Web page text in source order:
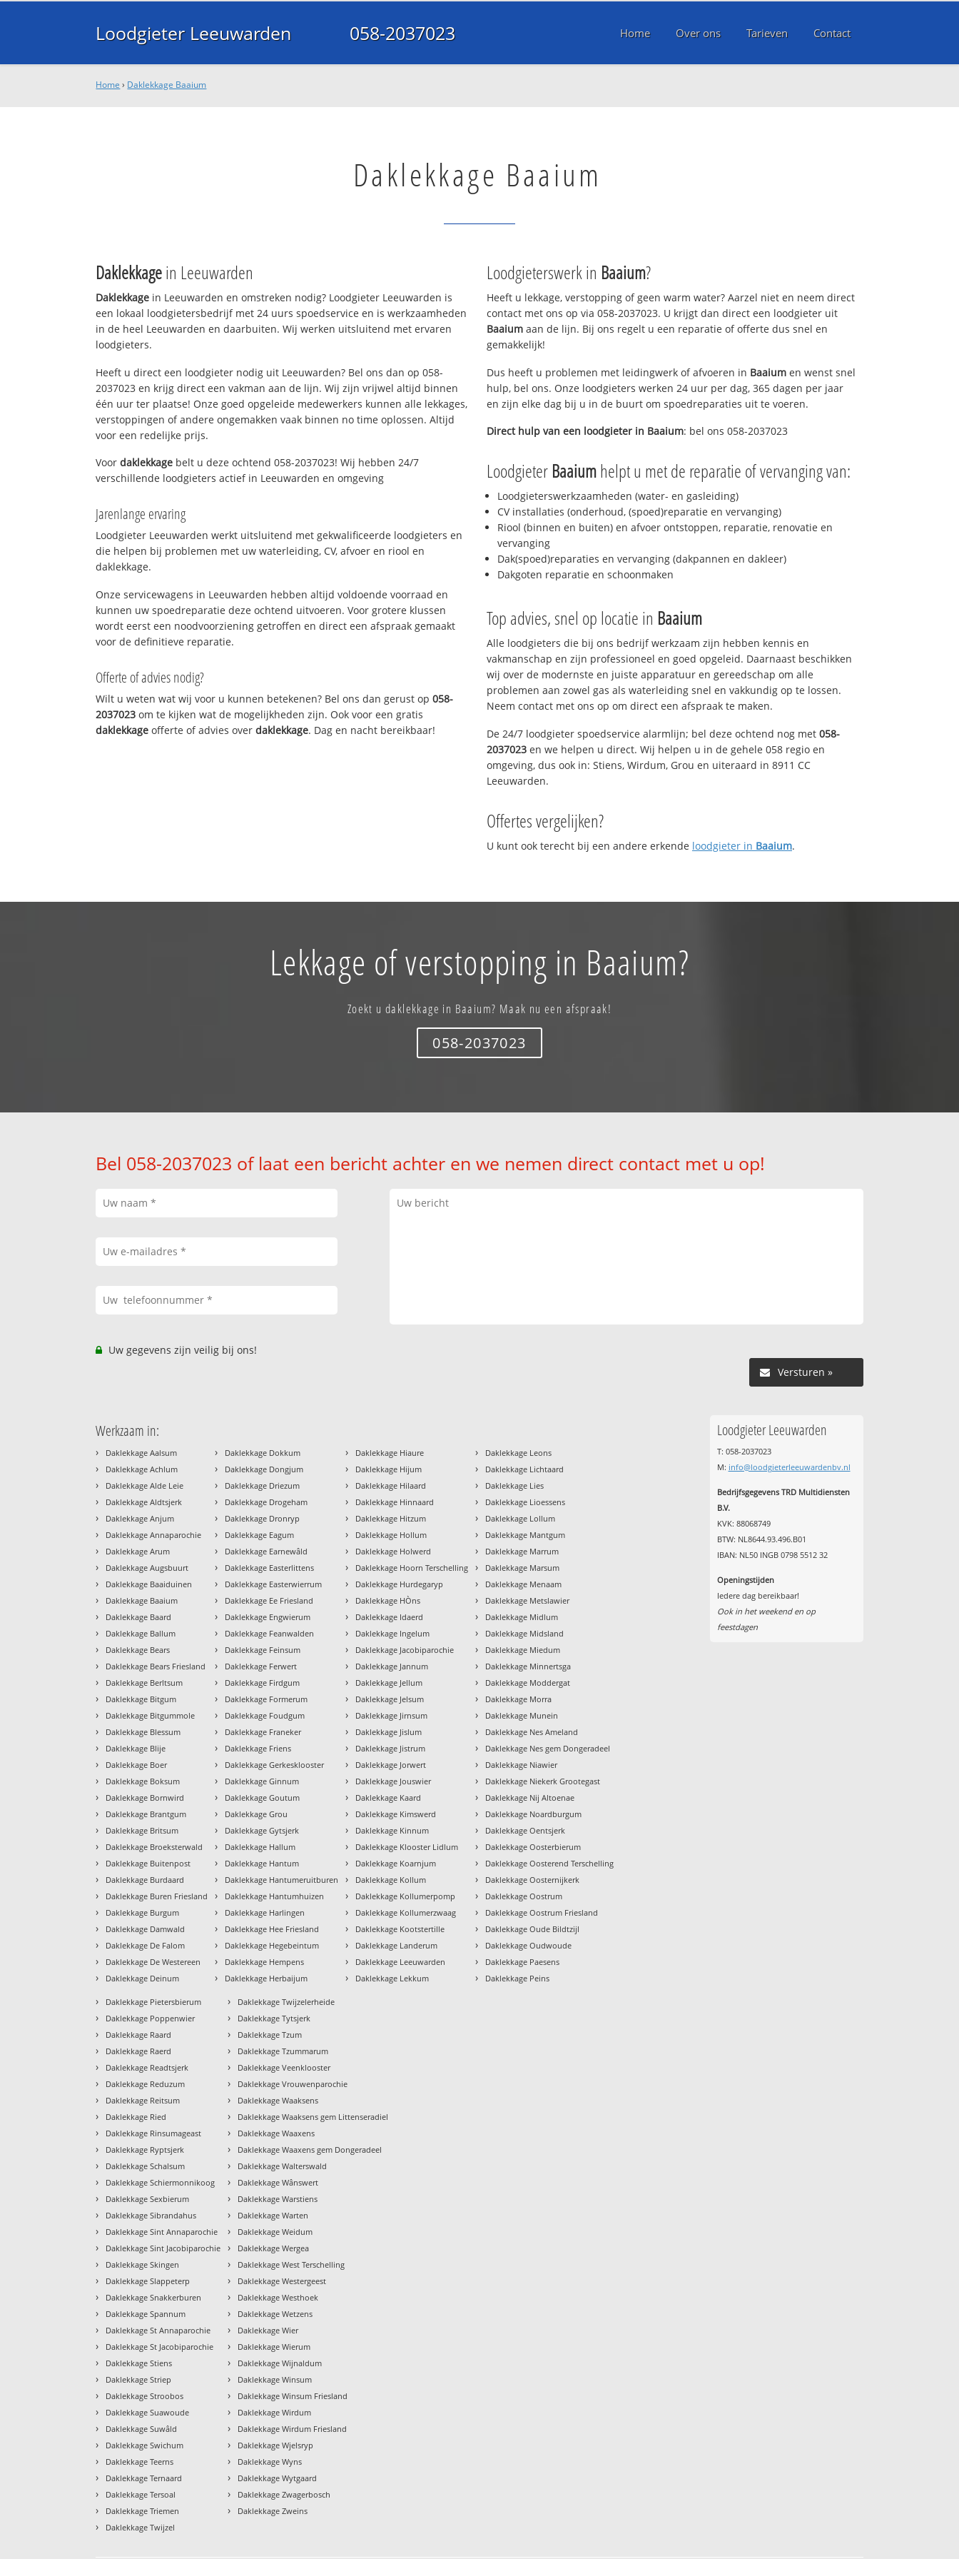
Loodgieter Leeuwarden 058-2037023 Home Over ons Tarieven Contact
Home › Daklekkage Baaium
Daklekkage Baaium
Daklekkagein Leeuwarden
Daklekkage in Leeuwarden en omstreken nodig? Loodgieter Leeuwarden is
een lokaal loodgietersbedrijf met 24 uurs spoedservice en is werkzaamheden
in de heel Leeuwarden en daarbuiten. Wij werken uitsluitend met ervaren
loodgieters.
Heeft u direct een loodgieter nodig uit Leeuwarden? Bel ons dan op 058-
2037023 en krijg direct een vakman aan de lijn. Wij zijn vrijwel altijd binnen
één uur ter plaatse! Onze goed opgeleide medewerkers kunnen alle lekkages,
verstoppingen of andere ongemakken vaak binnen no time oplossen. Altijd
voor een redelijke prijs.
Voordaklekkage belt u deze ochtend 058-2037023! Wij hebben 24/7
verschillende loodgieters actief in Leeuwarden en omgeving
Jarenlange ervaring
Loodgieter Leeuwarden werkt uitsluitend met gekwalificeerde loodgieters en
die helpen bij problemen met uw waterleiding, CV, afvoer en riool en
daklekkage.
Onze servicewagens in Leeuwarden hebben altijd voldoende voorraad en
kunnen uw spoedreparatie deze ochtend uitvoeren. Voor grotere klussen
wordt eerst een noodvoorziening getroffen en direct een afspraak gemaakt
voor de definitieve reparatie.
Offerte of advies nodig?
Wilt u weten wat wij voor u kunnen betekenen? Bel ons dan gerust op058-
2037023 om te kijken wat de mogelijkheden zijn. Ook voor een gratis
daklekkage offerte of advies overdaklekkage. Dag en nacht bereikbaar!
Loodgieterswerk in Baaium?
Heeft u lekkage, verstopping of geen warm water? Aarzel niet en neem direct
contact met ons op via 058-2037023. U krijgt dan direct een loodgieter uit
Baaium aan de lijn. Bij ons regelt u een reparatie of offerte dus snel en
gemakkelijk!
Dus heeft u problemen met leidingwerk of afvoeren in Baaium en wenst snel
hulp, bel ons. Onze loodgieters werken 24 uur per dag, 365 dagen per jaar
en zijn elke dag bij u in de buurt om spoedreparaties uit te voeren.
Direct hulp van een loodgieter in Baaium: bel ons 058-2037023
Loodgieter Baaiumhelpt u met de reparatie of vervanging van:
Loodgieterswerkzaamheden (water- en gasleiding)
CV installaties (onderhoud, (spoed)reparatie en vervanging)
Riool (binnen en buiten) en afvoer ontstoppen, reparatie, renovatie en
vervanging
Dak(spoed)reparaties en vervanging (dakpannen en dakleer)
Dakgoten reparatie en schoonmaken
Top advies, snel op locatie in Baaium
Alle loodgieters die bij ons bedrijf werkzaam zijn hebben kennis en
vakmanschap en zijn professioneel en goed opgeleid. Daarnaast beschikken
wij over de modernste en juiste apparatuur en gereedschap om alle
problemen aan zowel gas als waterleiding snel en vakkundig op te lossen.
Neem contact met ons op om direct een afspraak te maken.
De 24/7 loodgieter spoedservice alarmlijn; bel deze ochtend nog met 058-
2037023 en we helpen u direct. Wij helpen u in de gehele 058 regio en
omgeving, dus ook in: Stiens, Wirdum, Grou en uiteraard in 8911 CC
Leeuwarden.
Offertes vergelijken?
U kunt ook terecht bij een andere erkende loodgieter in Baaium.
Lekkage of verstopping in Baaium?
Zoekt u daklekkage in Baaium? Maak nu een afspraak!
058-2037023
Bel 058-2037023 of laat een bericht achter en we nemen direct contact met u op!
Uw gegevens zijn veilig bij ons!
Versturen »
Werkzaam in:
› Daklekkage Aalsum
› Daklekkage Achlum
› Daklekkage Alde Leie
› Daklekkage Aldtsjerk
› Daklekkage Anjum
› Daklekkage Annaparochie
› Daklekkage Arum
› Daklekkage Augsbuurt
› Daklekkage Baaiduinen
› Daklekkage Baaium
› Daklekkage Baard
› Daklekkage Ballum
› Daklekkage Bears
› Daklekkage Bears Friesland
› Daklekkage Berltsum
› Daklekkage Bitgum
› Daklekkage Bitgummole
› Daklekkage Blessum
› Daklekkage Blije
› Daklekkage Boer
› Daklekkage Boksum
› Daklekkage Bornwird
› Daklekkage Brantgum
› Daklekkage Britsum
› Daklekkage Broeksterwald
› Daklekkage Buitenpost
› Daklekkage Burdaard
› Daklekkage Buren Friesland
› Daklekkage Burgum
› Daklekkage Damwald
› Daklekkage De Falom
› Daklekkage De Westereen
› Daklekkage Deinum
› Daklekkage Dokkum
› Daklekkage Dongjum
› Daklekkage Driezum
› Daklekkage Drogeham
› Daklekkage Dronryp
› Daklekkage Eagum
› Daklekkage Earnewâld
› Daklekkage Easterlittens
› Daklekkage Easterwierrum
› Daklekkage Ee Friesland
› Daklekkage Engwierum
› Daklekkage Feanwalden
› Daklekkage Feinsum
› Daklekkage Ferwert
› Daklekkage Firdgum
› Daklekkage Formerum
› Daklekkage Foudgum
› Daklekkage Franeker
› Daklekkage Friens
› Daklekkage Gerkesklooster
› Daklekkage Ginnum
› Daklekkage Goutum
› Daklekkage Grou
› Daklekkage Gytsjerk
› Daklekkage Hallum
› Daklekkage Hantum
› Daklekkage Hantumeruitburen
› Daklekkage Hantumhuizen
› Daklekkage Harlingen
› Daklekkage Hee Friesland
› Daklekkage Hegebeintum
› Daklekkage Hempens
› Daklekkage Herbaijum
› Daklekkage Hiaure
› Daklekkage Hijum
› Daklekkage Hilaard
› Daklekkage Hinnaard
› Daklekkage Hitzum
› Daklekkage Hollum
› Daklekkage Holwerd
› Daklekkage Hoorn Terschelling
› Daklekkage Hurdegaryp
› Daklekkage HÒns
› Daklekkage Idaerd
› Daklekkage Ingelum
› Daklekkage Jacobiparochie
› Daklekkage Jannum
› Daklekkage Jellum
› Daklekkage Jelsum
› Daklekkage Jirnsum
› Daklekkage Jislum
› Daklekkage Jistrum
› Daklekkage Jorwert
› Daklekkage Jouswier
› Daklekkage Kaard
› Daklekkage Kimswerd
› Daklekkage Kinnum
› Daklekkage Klooster Lidlum
› Daklekkage Koarnjum
› Daklekkage Kollum
› Daklekkage Kollumerpomp
› Daklekkage Kollumerzwaag
› Daklekkage Kootstertille
› Daklekkage Landerum
› Daklekkage Leeuwarden
› Daklekkage Lekkum
› Daklekkage Leons
› Daklekkage Lichtaard
› Daklekkage Lies
› Daklekkage Lioessens
› Daklekkage Lollum
› Daklekkage Mantgum
› Daklekkage Marrum
› Daklekkage Marsum
› Daklekkage Menaam
› Daklekkage Metslawier
› Daklekkage Midlum
› Daklekkage Midsland
› Daklekkage Miedum
› Daklekkage Minnertsga
› Daklekkage Moddergat
› Daklekkage Morra
› Daklekkage Munein
› Daklekkage Nes Ameland
› Daklekkage Nes gem Dongeradeel
› Daklekkage Niawier
› Daklekkage Niekerk Grootegast
› Daklekkage Nij Altoenae
› Daklekkage Noardburgum
› Daklekkage Oentsjerk
› Daklekkage Oosterbierum
› Daklekkage Oosterend Terschelling
› Daklekkage Oosternijkerk
› Daklekkage Oostrum
› Daklekkage Oostrum Friesland
› Daklekkage Oude Bildtzijl
› Daklekkage Oudwoude
› Daklekkage Paesens
› Daklekkage Peins
› Daklekkage Pietersbierum
› Daklekkage Poppenwier
› Daklekkage Raard
› Daklekkage Raerd
› Daklekkage Readtsjerk
› Daklekkage Reduzum
› Daklekkage Reitsum
› Daklekkage Ried
› Daklekkage Rinsumageast
› Daklekkage Ryptsjerk
› Daklekkage Schalsum
› Daklekkage Schiermonnikoog
› Daklekkage Sexbierum
› Daklekkage Sibrandahus
› Daklekkage Sint Annaparochie
› Daklekkage Sint Jacobiparochie
› Daklekkage Skingen
› Daklekkage Slappeterp
› Daklekkage Snakkerburen
› Daklekkage Spannum
› Daklekkage St Annaparochie
› Daklekkage St Jacobiparochie
› Daklekkage Stiens
› Daklekkage Striep
› Daklekkage Stroobos
› Daklekkage Suawoude
› Daklekkage Suwâld
› Daklekkage Swichum
› Daklekkage Teerns
› Daklekkage Ternaard
› Daklekkage Tersoal
› Daklekkage Triemen
› Daklekkage Twijzel
› Daklekkage Twijzelerheide
› Daklekkage Tytsjerk
› Daklekkage Tzum
› Daklekkage Tzummarum
› Daklekkage Veenklooster
› Daklekkage Vrouwenparochie
› Daklekkage Waaksens
› Daklekkage Waaksens gem Littenseradiel
› Daklekkage Waaxens
› Daklekkage Waaxens gem Dongeradeel
› Daklekkage Walterswald
› Daklekkage Wânswert
› Daklekkage Warstiens
› Daklekkage Warten
› Daklekkage Weidum
› Daklekkage Wergea
› Daklekkage West Terschelling
› Daklekkage Westergeest
› Daklekkage Westhoek
› Daklekkage Wetzens
› Daklekkage Wier
› Daklekkage Wierum
› Daklekkage Wijnaldum
› Daklekkage Winsum
› Daklekkage Winsum Friesland
› Daklekkage Wirdum
› Daklekkage Wirdum Friesland
› Daklekkage Wjelsryp
› Daklekkage Wyns
› Daklekkage Wytgaard
› Daklekkage Zwagerbosch
› Daklekkage Zweins
Loodgieter Leeuwarden
T: 058-2037023
M: info@loodgieterleeuwardenbv.nl
Bedrijfsgegevens TRD Multidiensten
B.V.
KVK: 88068749
BTW: NL8644.93.496.B01
IBAN: NL50 INGB 0798 5512 32
Openingstijden
Iedere dag bereikbaar!
Ook in het weekend en op
feestdagen